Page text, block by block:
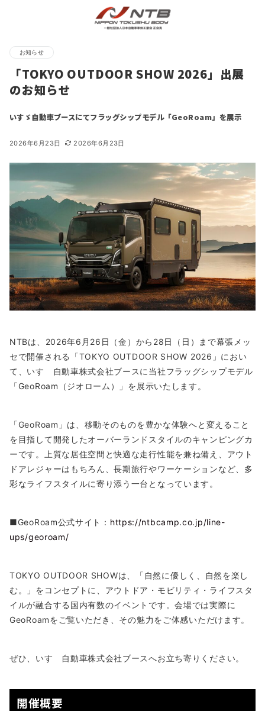
お知らせ
「TOKYO OUTDOOR SHOW 2026」出展
のお知らせ
いすゞ自動車ブースにてフラッグシップモデル「GeoRoam」を展示
2026年6月23日 2026年6月23日
NTBは、2026年6月26日（金）から28日（日）まで幕張メッ
セで開催される「TOKYO OUTDOOR SHOW 2026」におい
て、いすゞ自動車株式会社ブースに当社フラッグシップモデル
「GeoRoam（ジオローム）」を展示いたします。
「GeoRoam」は、移動そのものを豊かな体験へと変えること
を目指して開発したオーバーランドスタイルのキャンピングカ
ーです。上質な居住空間と快適な走行性能を兼ね備え、アウト
ドアレジャーはもちろん、長期旅行やワーケーションなど、多
彩なライフスタイルに寄り添う一台となっています。
■GeoRoam公式サイト： https://ntbcamp.co.jp/line-
ups/georoam/
TOKYO OUTDOOR SHOWは、「自然に優しく、自然を楽し
む。」をコンセプトに、アウトドア・モビリティ・ライフスタ
イルが融合する国内有数のイベントです。会場では実際に
GeoRoamをご覧いただき、その魅力をご体感いただけます。
ぜひ、いすゞ自動車株式会社ブースへお立ち寄りください。
開催概要